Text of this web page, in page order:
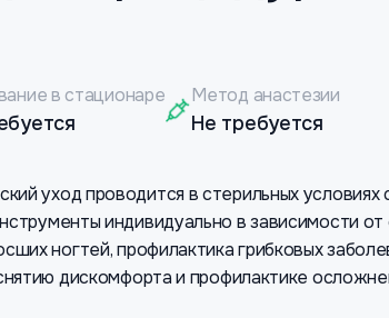
в стационаре Метод анастезии
Не требуется
уход проводится в стерильных
индивидуально в зависимости
ногтей, профилактика грибковых
дискомфорта и профилактике